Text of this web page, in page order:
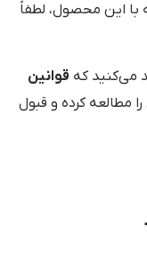
با این محصول، لطفاً
می‌کنید که قوانین
مطالعه کرده و قبول